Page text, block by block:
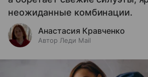
неожиданные комбинации.
Анастасия Кравченко
Автор Леди Mail